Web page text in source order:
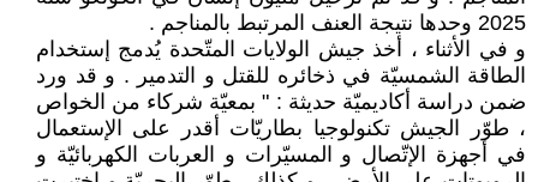
2025 وحدها نتيجة العنف المرتبط بالمناجم .
و في الأثناء ، أخذ جيش الولايات المتّحدة يُدمج إستخدام
الطاقة الشمسيّة في ذخائره للقتل و التدمير . و قد ورد
ضمن دراسة أكاديميّة حديثة : " بمعيّة شركاء من الخواص
، طوّر الجيش تكنولوجيا بطاريّات أقدر على الإستعمال
في أجهزة الإتّصال و المسيّرات و العربات الكهربائيّة و